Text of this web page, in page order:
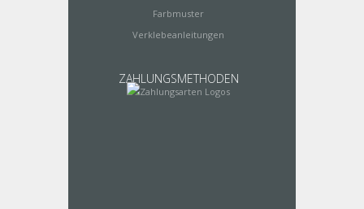
Farbmuster
Verklebeanleitungen
ZAHLUNGSMETHODEN